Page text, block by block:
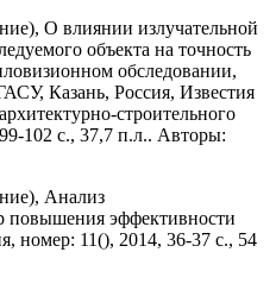
О влиянии излучательной
объекта на точность
обследовании,
Казань, Россия, Известия
строительного
102 с., 37,7 п.л.. Авторы:
Анализ
повышения эффективности
номер: 11(), 2014, 36-37 с., 54